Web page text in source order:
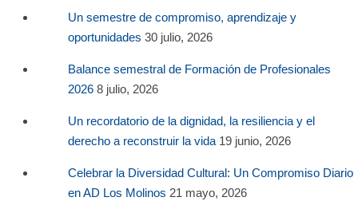
Un semestre de compromiso, aprendizaje y
oportunidades 30 julio, 2026
Balance semestral de Formación de Profesionales
2026 8 julio, 2026
Un recordatorio de la dignidad, la resiliencia y el
derecho a reconstruir la vida 19 junio, 2026
Celebrar la Diversidad Cultural: Un Compromiso Diario
en AD Los Molinos 21 mayo, 2026